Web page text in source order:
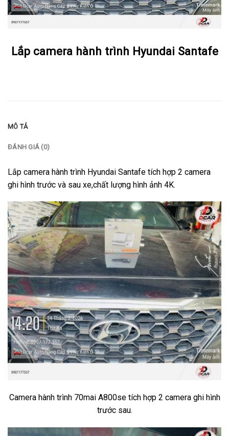
Lắp camera hành trình Hyundai Santafe
MÔ TẢ
ĐÁNH GIÁ (0)
Lắp camera hành trình Hyundai Santafe tích hợp 2 camera
ghi hình trước và sau xe,chất lượng hình ảnh 4K.
Camera hành trình 70mai A800se tích hợp 2 camera ghi hình
trước sau.